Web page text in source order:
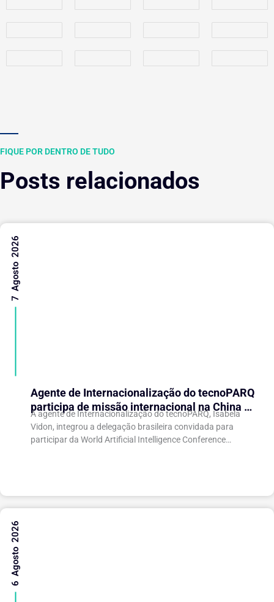
FIQUE POR DENTRO DE TUDO
Posts relacionados
Agente de Internacionalização do tecnoPARQ
participa de missão internacional na China e
fortalece conexões com o ecossistema de
inovação
A agente de Internacionalização do tecnoPARQ, Isabela
Vidon, integrou a delegação brasileira convidada para
participar da World Artificial Intelligence Conference
7 Agosto 2026
6 Agosto 2026